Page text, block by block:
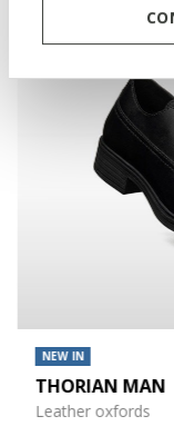
NEW IN
THORIAN MAN
Leather oxfords